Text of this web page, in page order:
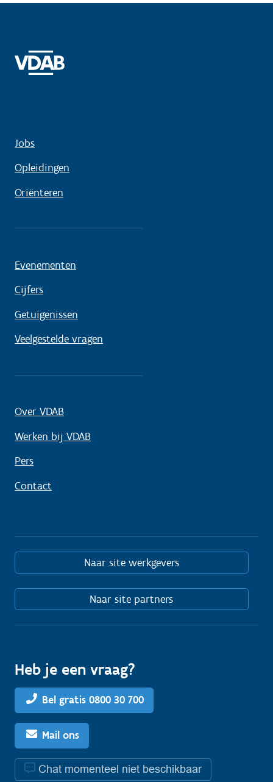
Jobs
Opleidingen
Oriënteren
Evenementen
Cijfers
Getuigenissen
Veelgestelde vragen
Over VDAB
Werken bij VDAB
Pers
Contact
Naar site werkgevers
Naar site partners
Heb je een vraag?
Bel gratis 0800 30 700
Mail ons
Chat momenteel niet beschikbaar